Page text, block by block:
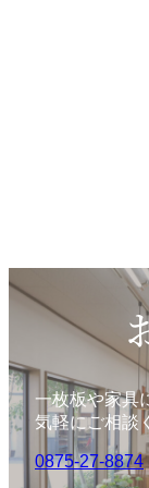
一枚板や家具
気軽にご相談
0875-27-8874